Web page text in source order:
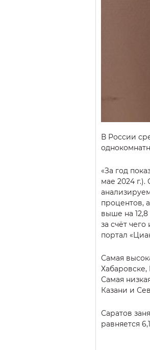
В России
«За год
мае 2024
процентов,
выше на
за счёт
портал
Самая
Самая
Казани и
Саратов
равняется